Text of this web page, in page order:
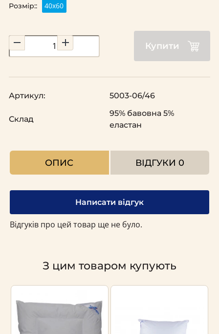
Розмір:: 40х60
Купити
Артикул: 5003-06/46
Склад
95% бавовна 5%
еластан
ОПИС ВІДГУКИ 0
Написати відгук
Відгуків про цей товар ще не було.
З цим товаром купують